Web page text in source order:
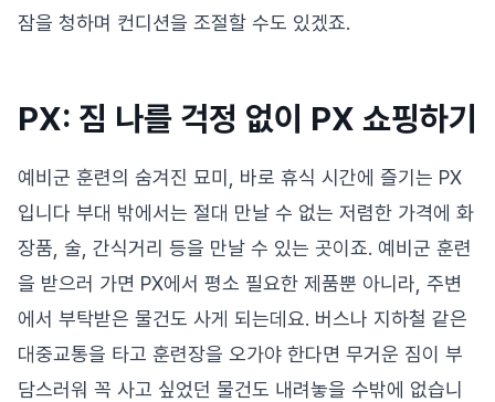
잠을 청하며 컨디션을 조절할 수도 있겠죠.
PX: 짐 나를 걱정 없이 PX 쇼핑하기
예비군 훈련의 숨겨진 묘미, 바로 휴식 시간에 즐기는 PX
입니다 부대 밖에서는 절대 만날 수 없는 저렴한 가격에 화
장품, 술, 간식거리 등을 만날 수 있는 곳이죠. 예비군 훈련
을 받으러 가면 PX에서 평소 필요한 제품뿐 아니라, 주변
에서 부탁받은 물건도 사게 되는데요. 버스나 지하철 같은
대중교통을 타고 훈련장을 오가야 한다면 무거운 짐이 부
담스러워 꼭 사고 싶었던 물건도 내려놓을 수밖에 없습니